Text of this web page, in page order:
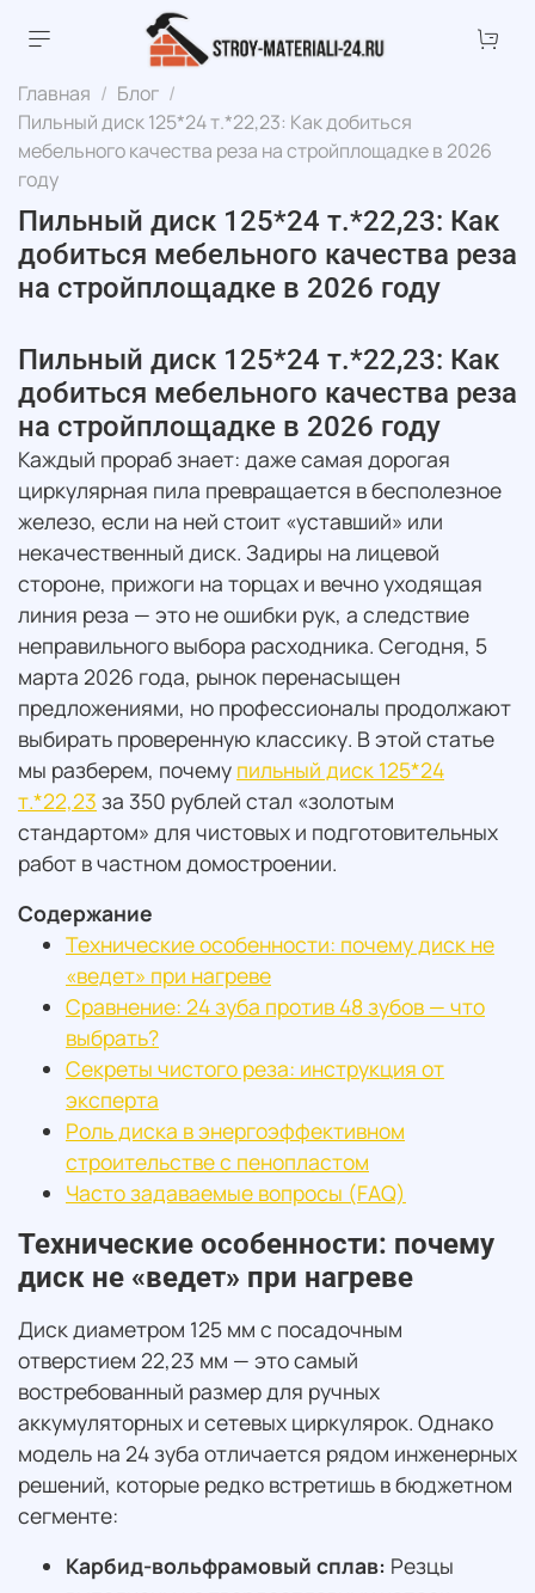
Главная
Блог
Пильный диск 125*24 т.*22,23: Как добиться
мебельного качества реза на стройплощадке в 2026
году
Пильный диск 125*24 т.*22,23: Как
добиться мебельного качества реза
на стройплощадке в 2026 году
Пильный диск 125*24 т.*22,23: Как
добиться мебельного качества реза
на стройплощадке в 2026 году
Каждый прораб знает: даже самая дорогая
циркулярная пила превращается в бесполезное
железо, если на ней стоит «уставший» или
некачественный диск. Задиры на лицевой
стороне, прижоги на торцах и вечно уходящая
линия реза — это не ошибки рук, а следствие
неправильного выбора расходника. Сегодня, 5
марта 2026 года, рынок перенасыщен
предложениями, но профессионалы продолжают
выбирать проверенную классику. В этой статье
мы разберем, почему пильный диск 125*24
т.*22,23 за 350 рублей стал «золотым
стандартом» для чистовых и подготовительных
работ в частном домостроении.
Содержание
Технические особенности: почему диск не
«ведет» при нагреве
Сравнение: 24 зуба против 48 зубов — что
выбрать?
Секреты чистого реза: инструкция от
эксперта
Роль диска в энергоэффективном
строительстве с пенопластом
Часто задаваемые вопросы (FAQ)
Технические особенности: почему
диск не «ведет» при нагреве
Диск диаметром 125 мм с посадочным
отверстием 22,23 мм — это самый
востребованный размер для ручных
аккумуляторных и сетевых циркулярок. Однако
модель на 24 зуба отличается рядом инженерных
решений, которые редко встретишь в бюджетном
сегменте:
Карбид-вольфрамовый сплав: Резцы